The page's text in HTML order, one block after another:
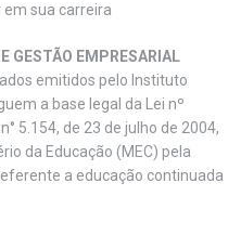
sua carreira
GESTÃO EMPRESARIAL
emitidos pelo Instituto
a base legal da Lei nº
5.154, de 23 de julho de 2004,
da Educação (MEC) pela
a educação continuada